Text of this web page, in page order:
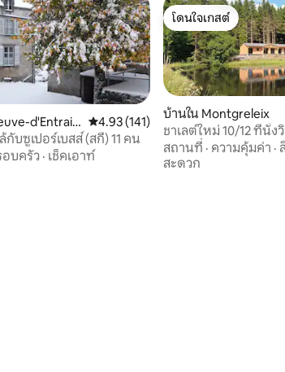
d'Entraig คะแนนเฉลี่ย 4.93 จาก 5, 141 รีวิว
4.93 (141)
บซูเปอร์เบสส์ (สกี) 11 คน
อบครัว · เช็คเอาท์
โดนใจเกสต์
โดนใจเกสต์
บ้านใน Montgreleix
ชาเลต์ใหม่ 10/12 ที่นั่ง
โนรามา
สถานที่ · ความคุ้มค่า ·
สะดวก